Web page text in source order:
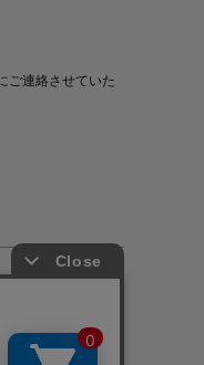
ご連絡させていた